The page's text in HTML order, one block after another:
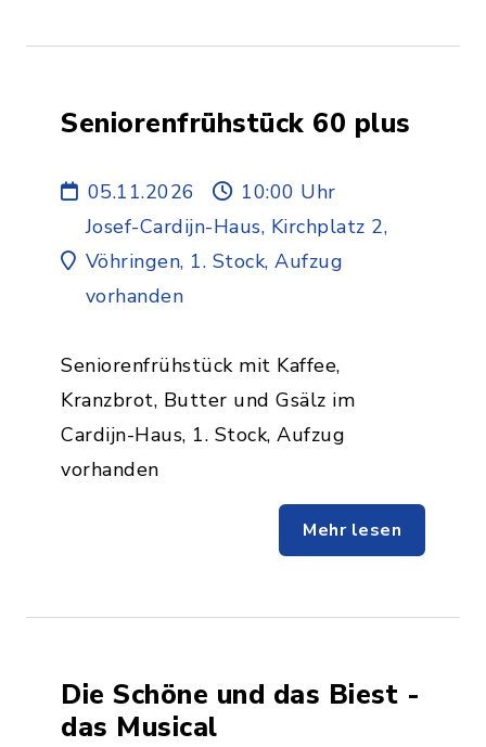
Seniorenfrühstück 60 plus
05.11.2026
10:00 Uhr
Josef-Cardijn-Haus, Kirchplatz 2,
Vöhringen, 1. Stock, Aufzug
vorhanden
Seniorenfrühstück mit Kaffee,
Kranzbrot, Butter und Gsälz im
Cardijn-Haus, 1. Stock, Aufzug
vorhanden
Mehr lesen
Die Schöne und das Biest -
das Musical